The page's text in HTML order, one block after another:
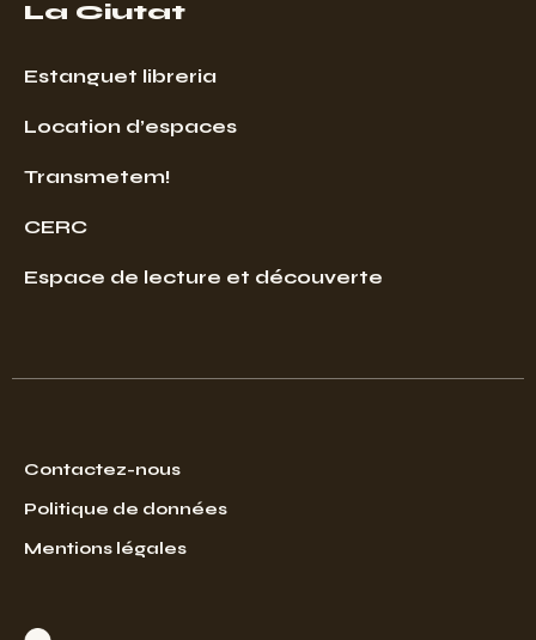
La Ciutat
Estanguet libreria
Location d’espaces
Transmetem!
CERC
Espace de lecture et découverte
Contactez-nous
Politique de données
Mentions légales